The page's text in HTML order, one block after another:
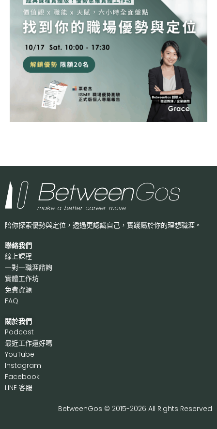
陪你探索優勢與定位，透過更認識自己， 實踐屬於你的理想職涯。
聯絡我們
線上課程
一對一職涯諮詢
實體工作坊
免費資源
FAQ
關於我們
Podcast
最近工作還好嗎
YouTube
Instagram
Facebook
LINE 客服
BetweenGos © 2015-2026 All Rights Reserved